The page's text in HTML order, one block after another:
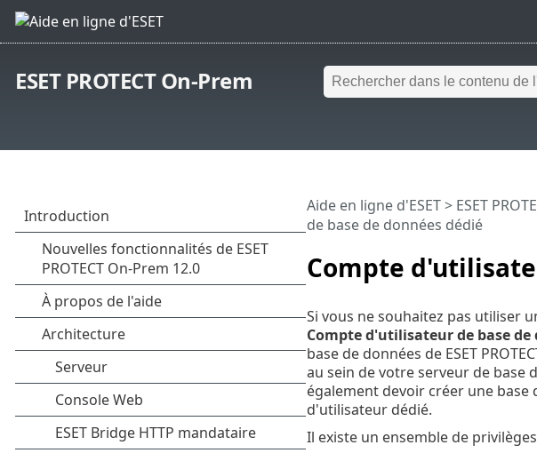
ESET PROTECT On-Prem
Compte
Aide en ligne d'ESET> ESET
de base de données dédié
Si vous ne souhaitez pas utiliser
Compte d'utilisateur de base de
base de données de ESET
au sein de votre serveur de base
également devoir créer une base
d'utilisateur dédié.
Il existe un ensemble de